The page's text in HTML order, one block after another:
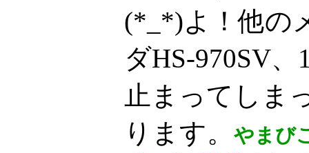
(*_*)よ！他の
ダHS-970SV
止まってしま
ります。
やまび